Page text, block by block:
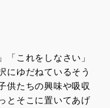
「これをしなさい」
にゆだねているそう
供たちの興味や吸収
とそこに置いてあげ